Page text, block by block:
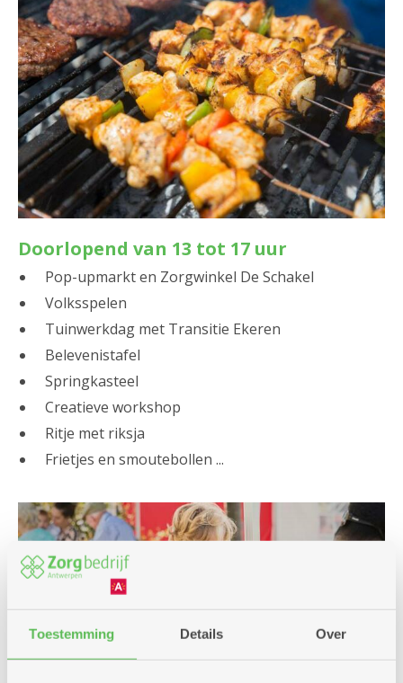
Toestemming Details Over
Doorlopend van 13 tot 17 uur
Pop-upmarkt en Zorgwinkel De Schakel
Volksspelen
Tuinwerkdag met Transitie Ekeren
Belevenistafel
Springkasteel
Creatieve workshop
Ritje met riksja
Frietjes en smoutebollen ...